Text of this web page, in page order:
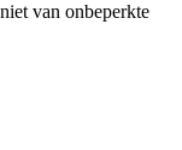
van onbeperkte